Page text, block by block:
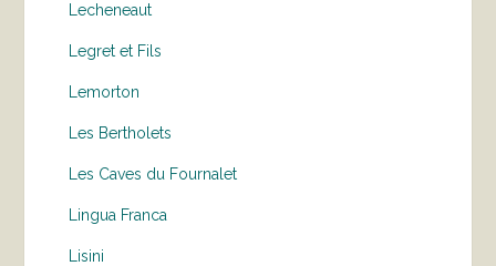
Lecheneaut
Legret et Fils
Lemorton
Les Bertholets
Les Caves du Fournalet
Lingua Franca
Lisini